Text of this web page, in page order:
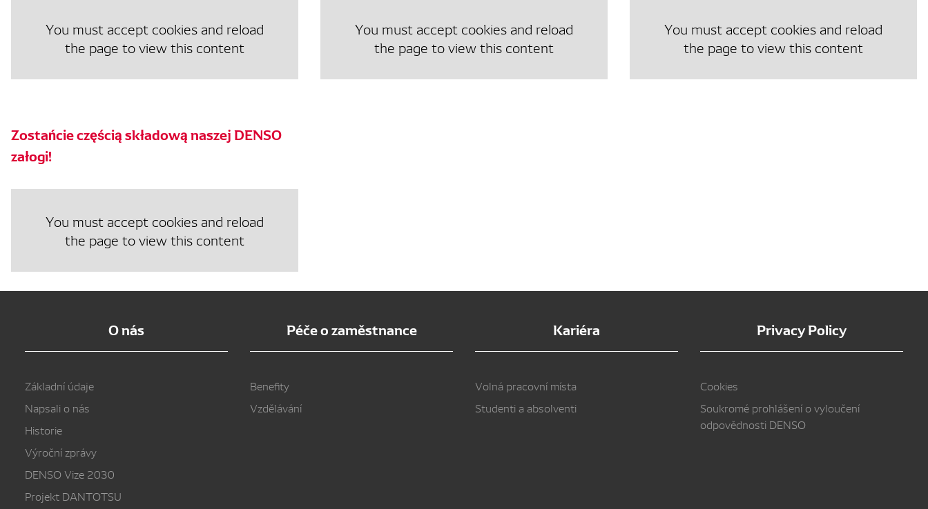
You must accept cookies and reload
the page to view this content
You must accept cookies and reload
the page to view this content
You must accept cookies and reload
the page to view this content
Zostańcie częścią składową naszej DENSO
załogi!
You must accept cookies and reload
the page to view this content
O nás
Základní údaje
Napsali o nás
Historie
Výroční zprávy
DENSO Vize 2030
Projekt DANTOTSU
Péče o zaměstnance
Benefity
Vzdělávání
Kariéra
Volná pracovní místa
Studenti a absolventi
Privacy Policy
Cookies
Soukromé prohlášení o vyloučení
odpovědnosti DENSO